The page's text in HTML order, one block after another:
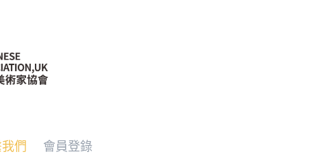
們 會員登錄